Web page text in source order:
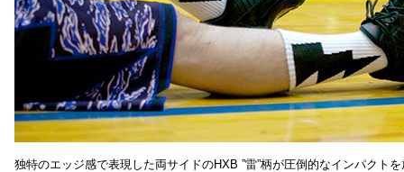
独特のエッジ感で表現した両サイドのHXB ”雷”柄が圧倒的なインパクト